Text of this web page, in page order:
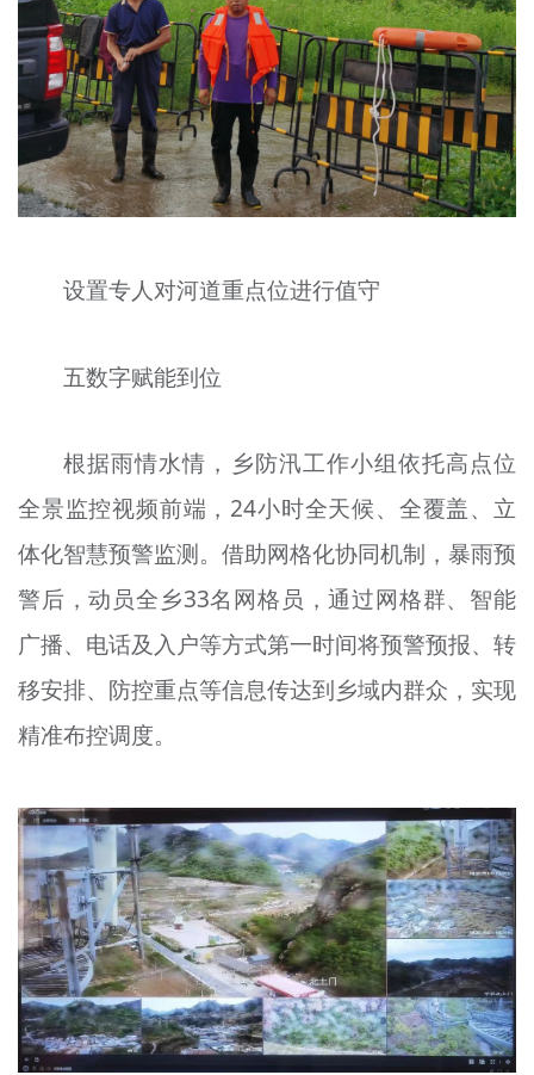
设置专人对河道重点位进行值守
五数字赋能到位
根据雨情水情， 乡防汛工作小组依托高点位
全景监控视频前端，24小时全天候、全覆盖、立
体化智慧预警监测。借助网格化协同机制，暴雨预
警后，动员全乡33名网格员，通过网格群、智能
广播、电话及入户等方式第一时间将预警预报、转
移安排、防控重点等信息传达到乡域内群众，实现
精准布控调度。